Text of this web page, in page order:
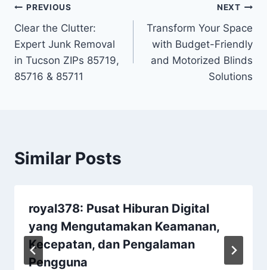
Post
navigation
PREVIOUS
Clear the Clutter:
Expert Junk Removal
in Tucson ZIPs 85719,
85716 & 85711
NEXT
Transform Your Space
with Budget-Friendly
and Motorized Blinds
Solutions
Similar Posts
royal378: Pusat Hiburan Digital
yang Mengutamakan Keamanan,
Kecepatan, dan Pengalaman
Pengguna